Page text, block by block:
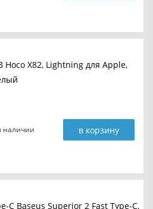
Hoco X82, Lightning для Apple,
наличии в корзину
C Baseus Superior 2 Fast Type-C,